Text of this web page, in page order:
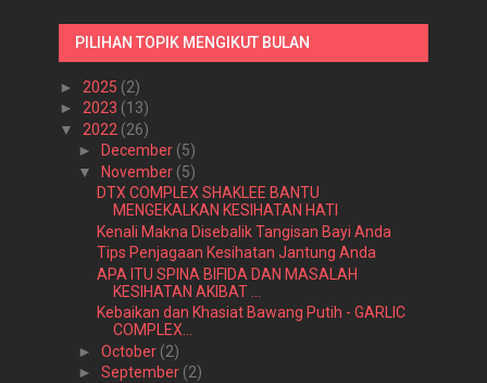
PILIHAN TOPIK MENGIKUT BULAN
► 2025 (2)
► 2023 (13)
▼ 2022 (26)
►
December (5)
▼
November (5)
DTX COMPLEX SHAKLEE BANTU
MENGEKALKAN KESIHATAN HATI
Kenali Makna Disebalik Tangisan Bayi Anda
Tips Penjagaan Kesihatan Jantung Anda
APA ITU SPINA BIFIDA DAN MASALAH
KESIHATAN AKIBAT ...
Kebaikan dan Khasiat Bawang Putih - GARLIC
COMPLEX...
► October (2)
► September (2)